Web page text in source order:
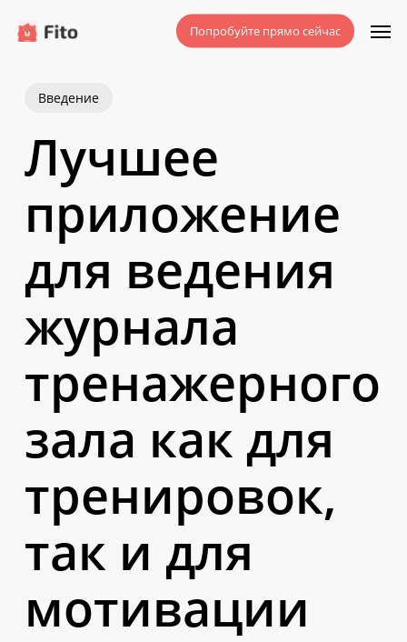
Попробуйте прямо сейчас
Введение
Лучшее
приложение
для ведения
журнала
тренажерного
зала как для
тренировок,
так и для
мотивации